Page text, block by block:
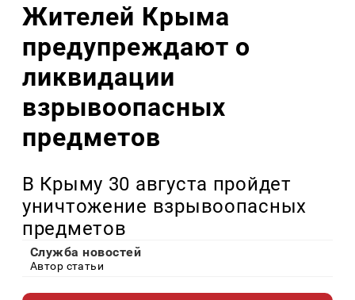
Жителей Крыма
предупреждают о
ликвидации
взрывоопасных
предметов
В Крыму 30 августа пройдет
уничтожение взрывоопасных
предметов
Служба новостей
Автор статьи